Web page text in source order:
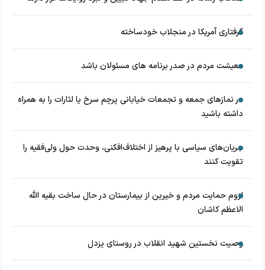
گرفتاری آمریکا در منجلاب خودساخته
معیشت مردم در صدر برنامه های مسئولان باشد
در نماز‌های جمعه و تجمعات خیابانی پرچم سرخ یا لثارات را به همراه
داشته باشید
جریان‌های سیاسی با پرهیز از اختلاف‌افکنی، وحدت حول ولی‌فقیه را
تقویت کنند
لزوم حمایت مردم و خیرین از بیمارستان در حال ساخت بقیه الله
الاعظم کاشان
وصیت نخستین شهید انقلاب در روستای یزدل